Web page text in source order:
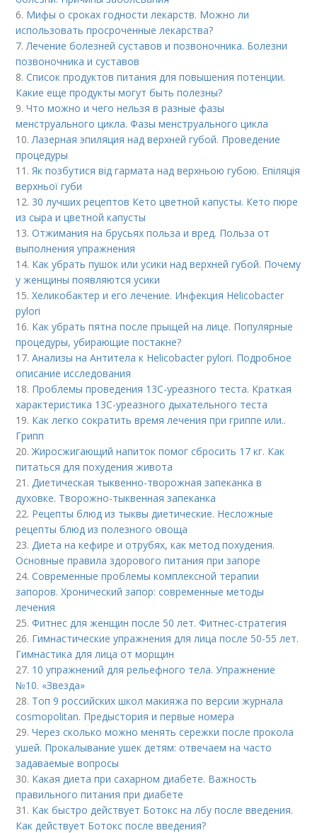
6. Мифы о сроках годности лекарств. Можно ли
использовать просроченные лекарства?
7.Лечение болезней суставов и позвоночника. Болезни
позвоночника и суставов
8.Список продуктов питания для повышения потенции.
Какие еще продукты могут быть полезны?
9.Что можно и чего нельзя в разные фазы
менструального цикла. Фазы менструального цикла
10.Лазерная эпиляция над верхней губой. Проведение
процедуры
11.Як позбутися від гармата над верхньою губою. Епіляція
верхньої губи
12. 30 лучших рецептов Кето цветной капусты. Кето пюре
из сыра и цветной капусты
13.Отжимания на брусьях польза и вред. Польза от
выполнения упражнения
14. Как убрать пушок или усики над верхней губой. Почему
у женщины появляются усики
15.Хеликобактер и его лечение. Инфекция Helicobacter
pylori
16. Как убрать пятна после прыщей на лице. Популярные
процедуры, убирающие постакне?
17.Анализы на Антитела к Helicobacter pylori. Подробное
описание исследования
18. Проблемы проведения 13С-уреазного теста. Краткая
характеристика 13С-уреазного дыхательного теста
19. Как легко сократить время лечения при гриппе или..
Грипп
20.Жиросжигающий напиток помог сбросить 17 кг. Как
питаться для похудения живота
21.Диетическая тыквенно-творожная запеканка в
духовке. Творожно-тыквенная запеканка
22. Рецепты блюд из тыквы диетические. Несложные
рецепты блюд из полезного овоща
23.Диета на кефире и отрубях, как метод похудения.
Основные правила здорового питания при запоре
24.Современные проблемы комплексной терапии
запоров. Хронический запор: современные методы
лечения
25.Фитнес для женщин после 50 лет. Фитнес-стратегия
26. Гимнастические упражнения для лица после 50-55 лет.
Гимнастика для лица от морщин
27. 10 упражнений для рельефного тела. Упражнение
№10. «Звезда»
28. Топ 9 российских школ макияжа по версии журнала
cosmopolitan. Предыстория и первые номера
29.Через сколько можно менять сережки после прокола
ушей. Прокалывание ушек детям: отвечаем на часто
задаваемые вопросы
30. Какая диета при сахарном диабете. Важность
правильного питания при диабете
31. Как быстро действует Ботокс на лбу после введения.
Как действует Ботокс после введения?